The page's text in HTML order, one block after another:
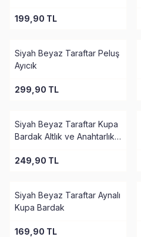
199,90 TL
Siyah Beyaz Taraftar Peluş
Ayıcık
299,90 TL
Siyah Beyaz Taraftar Kupa
Bardak Altlık ve Anahtarlık
249,90 TL
Siyah Beyaz Taraftar Aynalı
Kupa Bardak
169,90 TL